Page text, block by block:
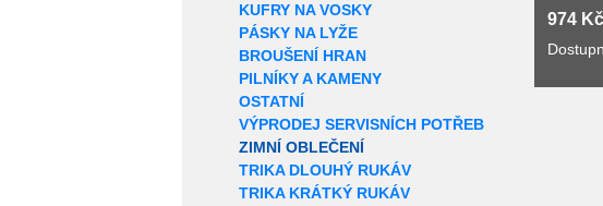
KUFRY NA VOSKY
PÁSKY NA LYŽE
BROUŠENÍ HRAN
PILNÍKY A KAMENY
OSTATNÍ
VÝPRODEJ SERVISNÍCH POTŘEB
ZIMNÍ OBLEČENÍ
TRIKA DLOUHÝ RUKÁV
TRIKA KRÁTKÝ RUKÁV
974 Kč